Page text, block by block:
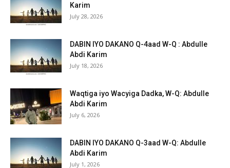
Karim
July 28, 2026
DABIN IYO DAKANO Q-4aad W-Q : Abdulle
Abdi Karim
July 18, 2026
Waqtiga iyo Wacyiga Dadka, W-Q: Abdulle
Abdi Karim
July 6, 2026
DABIN IYO DAKANO Q-3aad W-Q: Abdulle
Abdi Karim
July 1, 2026